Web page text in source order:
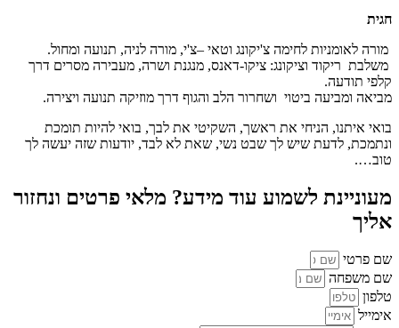
חגית
מורה לאומניות לחימה צ'יקונג וטאי –צ'י, מורה לניה, תנועה ומחול.
משלבת ריקוד וציקונג: ציקו-דאנס, מנגנת ושרה, מעבירה מסרים דרך
קלפי תודעה.
מביאה ומביעה ביטוי ושחרור הלב והגוף דרך מוזיקה תנועה ויצירה.
בואי איתנו, הניחי את ראשך, השקיטי את לבך, בואי להיות תומכת
ונתמכת, לדעת שיש לך שבט נשי, שאת לא לבד, יודעות שזה יעשה לך
טוב….
מעוניינת לשמוע עוד מידע? מלאי פרטים ונחזור
אליך
שם פרטי
שם משפחה
טלפון
אימייל